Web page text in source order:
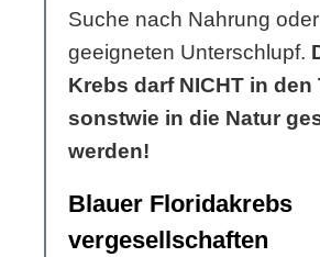
Suche nach Nahrung
geeigneten Unterschlupf.
Krebs darf NICHT in den
sonstwie in die Natur
werden!
Blauer Floridakrebs
vergesellschaften